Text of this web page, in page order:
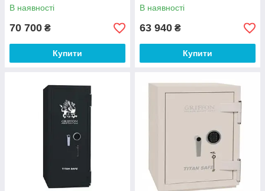
В наявності
70 700 ₴
Купити
В наявності
63 940 ₴
Купити